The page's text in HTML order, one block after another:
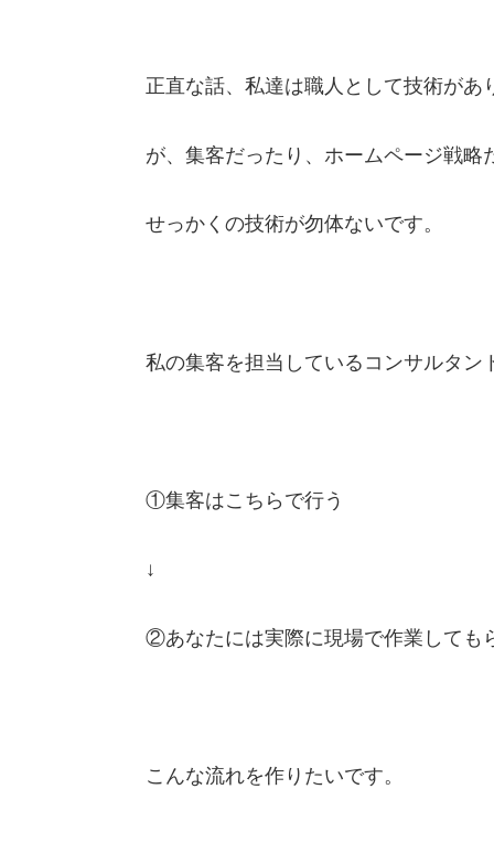
正直な話、私達は職人として技術があ
が、集客だったり、ホームページ戦
せっかくの技術が勿体ないです。
私の集客を担当しているコンサルタン
①集客はこちらで行う
↓
②あなたには実際に現場で作業しても
こんな流れを作りたいです。